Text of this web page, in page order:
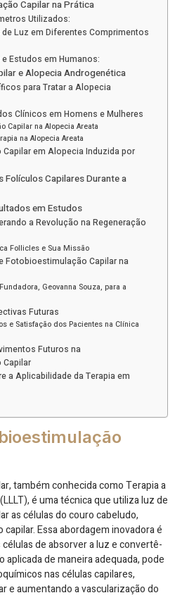
Capilar na Prática
Utilizados:
Luz em Diferentes Comprimentos
Estudos em Humanos:
e Alopecia Androgenética
para Tratar a Alopecia
Clínicos em Homens e Mulheres
Capilar na Alopecia Areata
na Alopecia Areata
em Alopecia Induzida por
Capilares Durante a
em Estudos
a Revolução na Regeneração
Follicles e Sua Missão
Fotobioestimulação Capilar na
Geovanna Souza, para a
Futuras
e Satisfação dos Pacientes na Clínica
Futuros na
a Aplicabilidade da Terapia em
também conhecida como Terapia a
é uma técnica que utiliza luz de
as células do couro cabeludo,
Essa abordagem inovadora é
de absorver a luz e convertê-
aplicada de maneira adequada, pode
nas células capilares,
e aumentando a vascularização do